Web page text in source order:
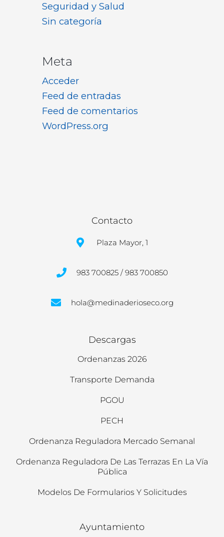
Seguridad y Salud
Sin categoría
Meta
Acceder
Feed de entradas
Feed de comentarios
WordPress.org
Contacto
Plaza Mayor, 1
983 700825 / 983 700850
hola@medinaderioseco.org
Descargas
Ordenanzas 2026
Transporte Demanda
PGOU
PECH
Ordenanza Reguladora Mercado Semanal
Ordenanza Reguladora De Las Terrazas En La Vía
Pública
Modelos De Formularios Y Solicitudes
Ayuntamiento